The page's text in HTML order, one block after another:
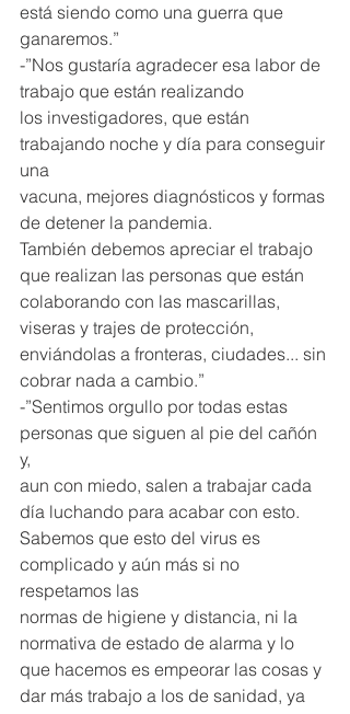
está siendo como una guerra que
ganaremos.”
-”Nos gustaría agradecer esa labor de
trabajo que están realizando
los investigadores, que están
trabajando noche y día para conseguir
una
vacuna, mejores diagnósticos y formas
de detener la pandemia.
También debemos apreciar el trabajo
que realizan las personas que están
colaborando con las mascarillas,
viseras y trajes de protección,
enviándolas a fronteras, ciudades... sin
cobrar nada a cambio.”
-”Sentimos orgullo por todas estas
personas que siguen al pie del cañón
y,
aun con miedo, salen a trabajar cada
día luchando para acabar con esto.
Sabemos que esto del virus es
complicado y aún más si no
respetamos las
normas de higiene y distancia, ni la
normativa de estado de alarma y lo
que hacemos es empeorar las cosas y
dar más trabajo a los de sanidad, ya